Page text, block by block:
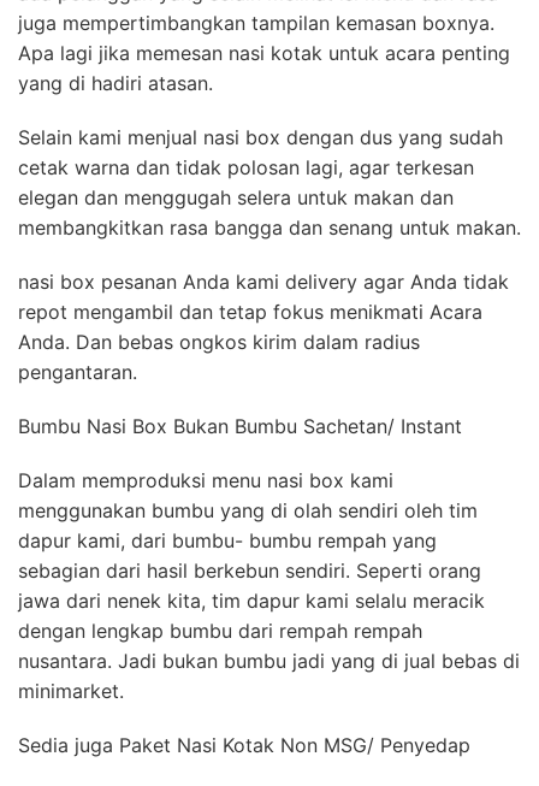
juga mempertimbangkan tampilan kemasan boxnya.
Apa lagi jika memesan nasi kotak untuk acara penting
yang di hadiri atasan.
Selain kami menjual nasi box dengan dus yang sudah
cetak warna dan tidak polosan lagi, agar terkesan
elegan dan menggugah selera untuk makan dan
membangkitkan rasa bangga dan senang untuk makan.
nasi box pesanan Anda kami delivery agar Anda tidak
repot mengambil dan tetap fokus menikmati Acara
Anda. Dan bebas ongkos kirim dalam radius
pengantaran.
Bumbu Nasi Box Bukan Bumbu Sachetan/ Instant
Dalam memproduksi menu nasi box kami
menggunakan bumbu yang di olah sendiri oleh tim
dapur kami, dari bumbu- bumbu rempah yang
sebagian dari hasil berkebun sendiri. Seperti orang
jawa dari nenek kita, tim dapur kami selalu meracik
dengan lengkap bumbu dari rempah rempah
nusantara. Jadi bukan bumbu jadi yang di jual bebas di
minimarket.
Sedia juga Paket Nasi Kotak Non MSG/ Penyedap